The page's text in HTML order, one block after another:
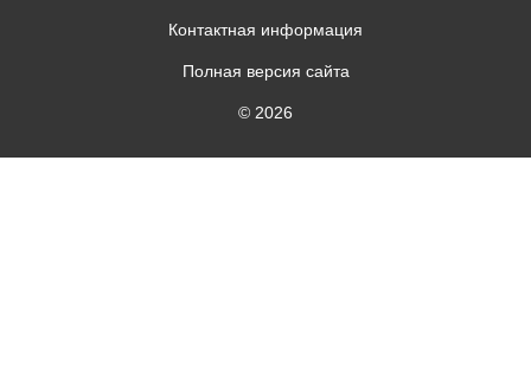
Контактная информация
Полная версия сайта
© 2026